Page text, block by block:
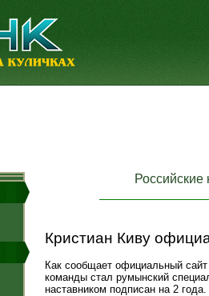
Российские
Кристиан Киву
Как сообщает официальный
команды стал румынский
наставником подписан на 2 года.